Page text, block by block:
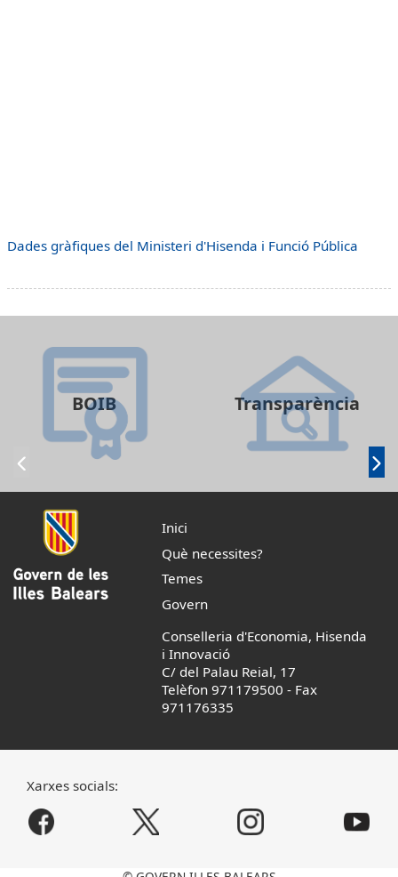
Dades gràfiques del Ministeri d'Hisenda i Funció Pública
BOIB Transparència
Inici
Què necessites?
Temes
Govern
Conselleria d'Economia, Hisenda
i Innovació
C/ del Palau Reial, 17
Telèfon 971179500 - Fax
971176335
Xarxes socials: